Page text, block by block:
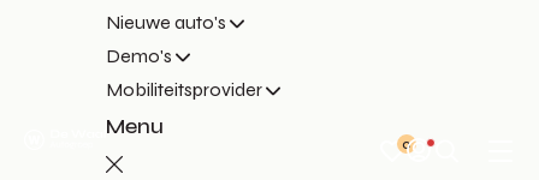
Nieuwe auto's
Demo's
Mobiliteitsprovider
Menu
0